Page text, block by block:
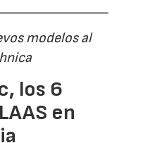
modelos al
los 6
en